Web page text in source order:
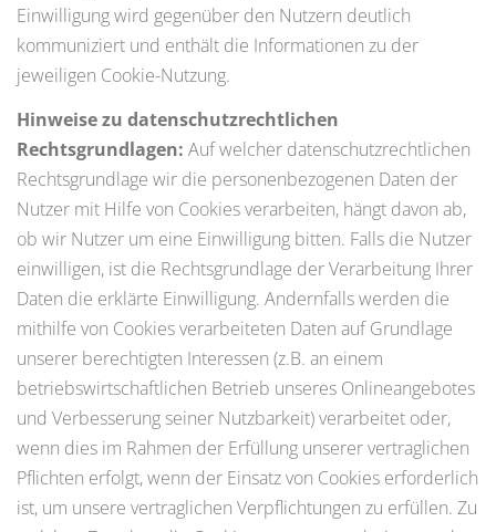
Einwilligung wird gegenüber den Nutzern deutlich
kommuniziert und enthält die Informationen zu der
jeweiligen Cookie-Nutzung.
Hinweise zu datenschutzrechtlichen
Rechtsgrundlagen: Auf welcher datenschutzrechtlichen
Rechtsgrundlage wir die personenbezogenen Daten der
Nutzer mit Hilfe von Cookies verarbeiten, hängt davon ab,
ob wir Nutzer um eine Einwilligung bitten. Falls die Nutzer
einwilligen, ist die Rechtsgrundlage der Verarbeitung Ihrer
Daten die erklärte Einwilligung. Andernfalls werden die
mithilfe von Cookies verarbeiteten Daten auf Grundlage
unserer berechtigten Interessen (z.B. an einem
betriebswirtschaftlichen Betrieb unseres Onlineangebotes
und Verbesserung seiner Nutzbarkeit) verarbeitet oder,
wenn dies im Rahmen der Erfüllung unserer vertraglichen
Pflichten erfolgt, wenn der Einsatz von Cookies erforderlich
ist, um unsere vertraglichen Verpflichtungen zu erfüllen. Zu